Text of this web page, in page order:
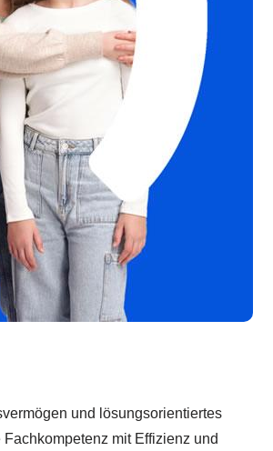
und lösungsorientiertes
mit Effizienz und